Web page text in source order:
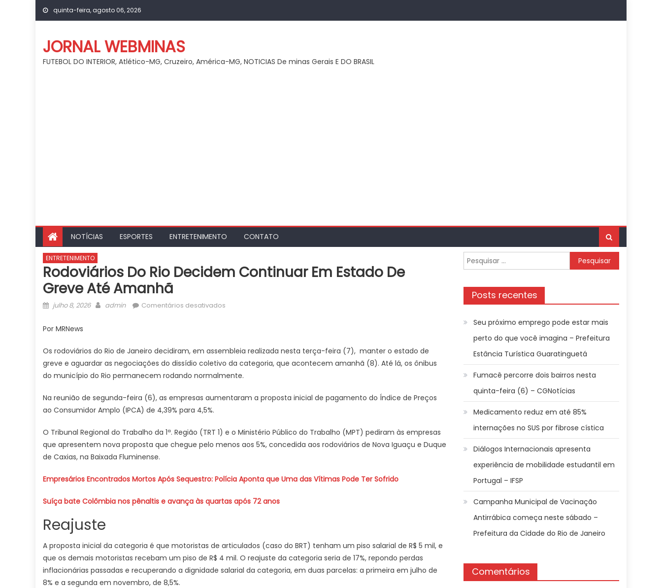
Skip
quinta-feira, agosto 06, 2026
JORNAL WEBMINAS
FUTEBOL DO INTERIOR, Atlético-MG, Cruzeiro, América-MG, NOTICIAS De minas Gerais E DO BRASIL
NOTÍCIAS ESPORTES ENTRETENIMENTO CONTATO
ENTRETENIMENTO
Rodoviários Do Rio Decidem Continuar Em Estado De
Greve Até Amanhã
Posted
julho 8, 2026 Author
admin Comentários desativados
decidem
continuar
em
de
amanhã
Por MRNews
Os rodoviários do Rio de Janeiro decidiram, em assembleia realizada nesta terça-feira (7), manter o estado de
greve e aguardar as negociações do dissídio coletivo da categoria, que acontecem amanhã (8). Até lá, os ônibus
do município do Rio permanecem rodando normalmente.
Na reunião de segunda-feira (6), as empresas aumentaram a proposta inicial de pagamento do Índice de Preços
ao Consumidor Amplo (IPCA) de 4,39% para 4,5%.
O Tribunal Regional do Trabalho da 1ª. Região (TRT 1) e o Ministério Público do Trabalho (MPT) pediram às empresas
que apresentem nova proposta que chegue pelo menos aos 5%, concedida aos rodoviários de Nova Iguaçu e Duque
de Caxias, na Baixada Fluminense.
Empresários Encontrados Mortos Após Sequestro: Polícia Aponta que Uma das Vítimas Pode Ter Sofrido
Suíça bate Colômbia nos pênaltis e avança às quartas após 72 anos
Reajuste
A proposta inicial da categoria é que motoristas de articulados (caso do BRT) tenham um piso salarial de R$ 5 mil, e
que os demais motoristas recebam um piso de R$ 4 mil. O reajuste da categoria seria de 17%, repondo perdas
inflacionárias passadas e recuperando a dignidade salarial da categoria, em duas parcelas: a primeira em julho de
8% e a segunda em novembro, de 8,5%.
Pesquisar
por:
Posts recentes
Seu próximo emprego pode estar mais
perto do que você imagina – Prefeitura
Estância Turística Guaratinguetá
Fumacê percorre dois bairros nesta
quinta-feira (6) – CGNotícias
Medicamento reduz em até 85%
internações no SUS por fibrose cística
Diálogos Internacionais apresenta
experiência de mobilidade estudantil em
Portugal – IFSP
Campanha Municipal de Vacinação
Antirrábica começa neste sábado –
Prefeitura da Cidade do Rio de Janeiro
Comentários